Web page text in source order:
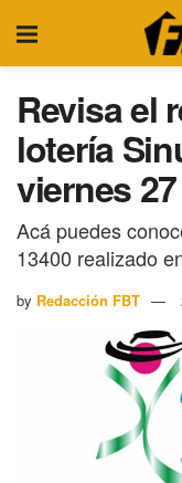
Revisa el
lotería
viernes
Acá puedes
13400 realizado
by Redacción FBT